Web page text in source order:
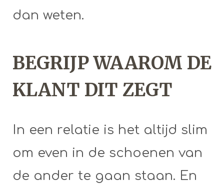
dan weten.
BEGRIJP WAAROM DE
KLANT DIT ZEGT
In een relatie is het altijd slim
om even in de schoenen van
de ander te gaan staan. En